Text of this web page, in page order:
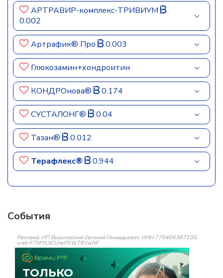
АРТРАВИР-комплекс-ТРИВИУМ
0.002
Артрафик® Про 0.003
Глюкозамин+хондроитин
КОНДРОнова® 0.174
СУСТАЛОНГ® 0.04
Тазан® 0.012
Терафлекс® 0.944
События
Реклама: ИП Вышковский Евгений Геннадьевич, ИНН 770406387105,
erid=F7NfYUJCUneP5W78VwNF